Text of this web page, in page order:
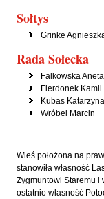
Sołtys
Grinke
Rada Sołecka
Falkowska Aneta
Fierdonek Kamil
Kubas Katarzyna
Wróbel Marcin
Wieś położona na
stanowiła własność
Zygmuntowi Staremu i
ostatnio własność